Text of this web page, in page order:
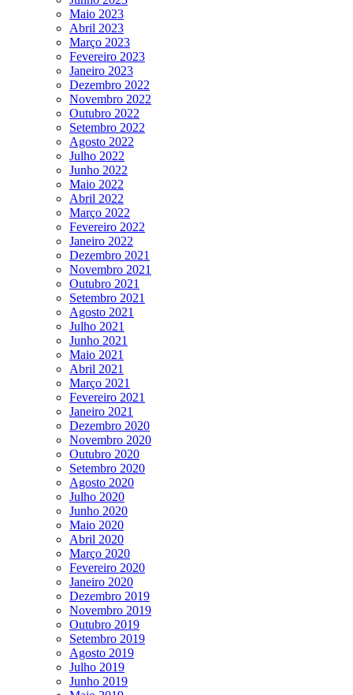
Maio 2023
Abril 2023
Março 2023
Fevereiro 2023
Janeiro 2023
Dezembro 2022
Novembro 2022
Outubro 2022
Setembro 2022
Agosto 2022
Julho 2022
Junho 2022
Maio 2022
Abril 2022
Março 2022
Fevereiro 2022
Janeiro 2022
Dezembro 2021
Novembro 2021
Outubro 2021
Setembro 2021
Agosto 2021
Julho 2021
Junho 2021
Maio 2021
Abril 2021
Março 2021
Fevereiro 2021
Janeiro 2021
Dezembro 2020
Novembro 2020
Outubro 2020
Setembro 2020
Agosto 2020
Julho 2020
Junho 2020
Maio 2020
Abril 2020
Março 2020
Fevereiro 2020
Janeiro 2020
Dezembro 2019
Novembro 2019
Outubro 2019
Setembro 2019
Agosto 2019
Julho 2019
Junho 2019